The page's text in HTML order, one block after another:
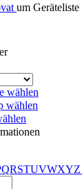
um
wählen
wählen
QRSTUVWXYZ